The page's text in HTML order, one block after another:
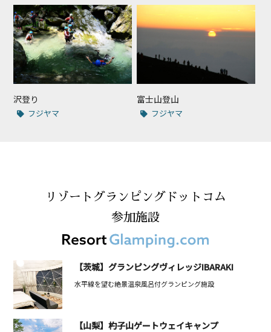
沢登り
フジヤマ
富士山登山
フジヤマ
リゾートグランピングドットコム
参加施設
【茨城】グランピングヴィレッジIBARAKI
水平線を望む絶景温泉風呂付グランピング施設
【山梨】杓子山ゲートウェイキャンプ